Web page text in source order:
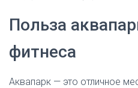
Польза
фитнеса
Аквапарк — это отличное